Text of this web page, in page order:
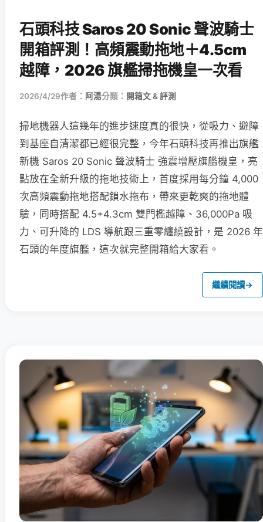
石頭科技 Saros 20 Sonic 聲波騎士
開箱評測！高頻震動拖地＋4.5cm
越障，2026 旗艦掃拖機皇一次看
2026/4/29作者： 阿湯分類： 開箱文 & 評測
掃地機器人這幾年的進步速度真的很快，從吸力、避障
到基座自清潔都已經很完整，今年石頭科技再推出旗艦
新機 Saros 20 Sonic 聲波騎士 強震增壓旗艦機皇，亮
點放在全新升級的拖地技術上，首度採用每分鐘 4,000
次高頻震動拖地搭配鎖水拖布，帶來更乾爽的拖地體
驗，同時搭配 4.5+4.3cm 雙門檻越障、36,000Pa 吸
力、可升降的 LDS 導航跟三重零纏繞設計，是 2026 年
石頭的年度旗艦，這次就完整開箱給大家看。
繼續閱讀→